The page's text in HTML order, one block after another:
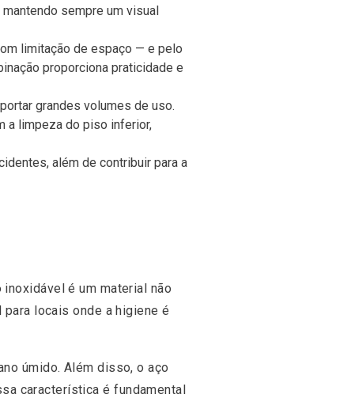
sempre um visual
limitação de espaço — e pelo
proporciona praticidade e
grandes volumes de uso.
a limpeza do piso inferior,
além de contribuir para a
é um material não
locais onde a higiene é
úmido. Além disso, o aço
característica é fundamental